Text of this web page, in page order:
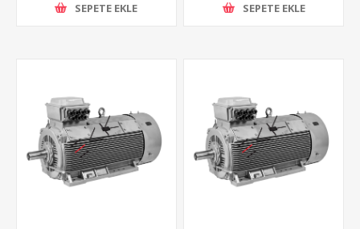
SEPETE EKLE SEPETE EKLE